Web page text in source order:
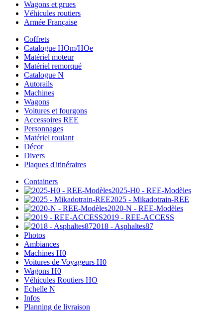
Wagons et grues
Véhicules routiers
Armée Française
Coffrets
Catalogue HOm/HOe
Matériel moteur
Matériel remorqué
Catalogue N
Autorails
Machines
Wagons
Voitures et fourgons
Accessoires REE
Personnages
Matériel roulant
Décor
Divers
Plaques d'itinéraires
Containers
2025-H0 - REE-Modèles
2025 - Mikadotrain-REE
2020-N - REE-Modèles
2019 - REE-ACCESS
2018 - Asphaltes87
Photos
Ambiances
Machines H0
Voitures de Voyageurs H0
Wagons H0
Véhicules Routiers HO
Echelle N
Infos
Planning de livraison